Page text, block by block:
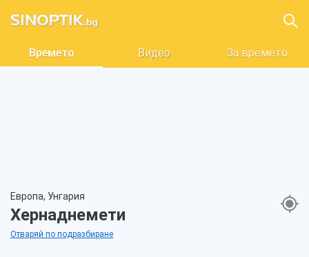
Времето Видео За времето
Европа, Унгария
Хернаднемети
Отваряй по подразбиране